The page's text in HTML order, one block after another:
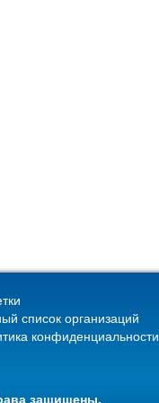
список организаций
конфиденциальности
защищены.